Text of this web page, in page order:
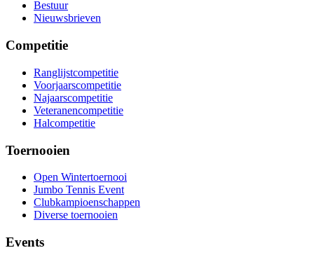
Bestuur
Nieuwsbrieven
Competitie
Ranglijstcompetitie
Voorjaarscompetitie
Najaarscompetitie
Veteranencompetitie
Halcompetitie
Toernooien
Open Wintertoernooi
Jumbo Tennis Event
Clubkampioenschappen
Diverse toernooien
Events